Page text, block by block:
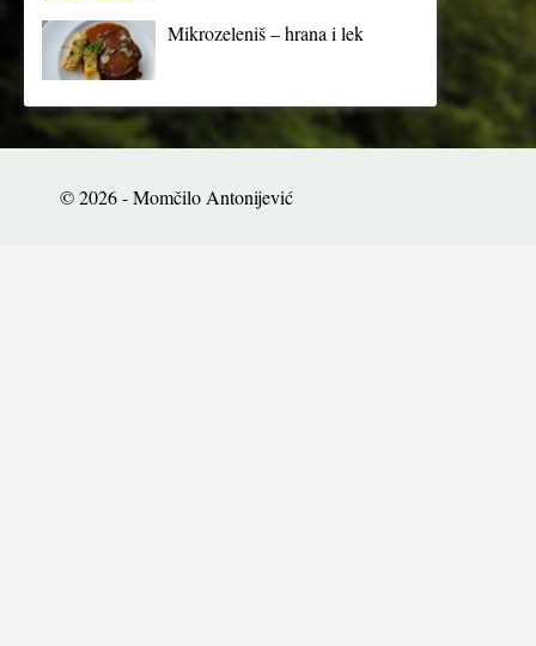
Mikrozeleniš – hrana i lek
© 2026 - Momčilo Antonijević